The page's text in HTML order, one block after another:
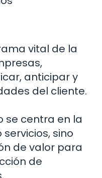
vital de la
anticipar y
del cliente.
se centra en la
sino
de valor para
de